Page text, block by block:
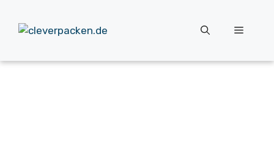
Inhalt
springen
Menü